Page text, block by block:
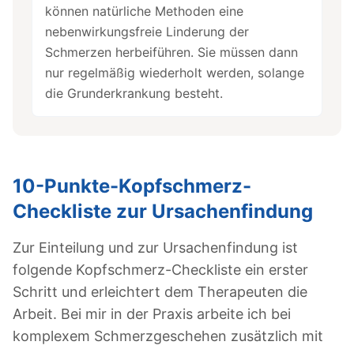
können natürliche Methoden eine
nebenwirkungsfreie Linderung der
Schmerzen herbeiführen. Sie müssen dann
nur regelmäßig wiederholt werden, solange
die Grunderkrankung besteht.
10-Punkte-Kopfschmerz-
Checkliste zur Ursachenfindung
Zur Einteilung und zur Ursachenfindung ist
folgende Kopfschmerz-Checkliste ein erster
Schritt und erleichtert dem Therapeuten die
Arbeit. Bei mir in der Praxis arbeite ich bei
komplexem Schmerzgeschehen zusätzlich mit